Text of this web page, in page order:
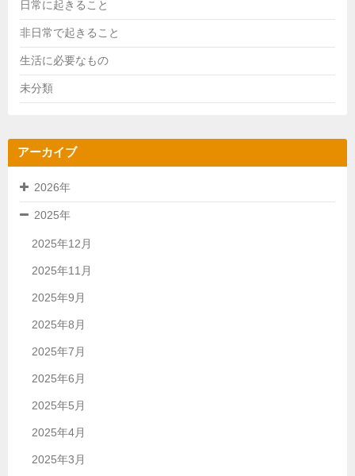
日常に起きること
非日常で起きること
生活に必要なもの
未分類
アーカイブ
2026年
2025年
2025年12月
2025年11月
2025年9月
2025年8月
2025年7月
2025年6月
2025年5月
2025年4月
2025年3月